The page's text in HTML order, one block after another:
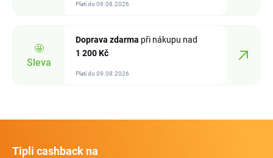
Platí do 09.08.2026
🤩
Sleva
Doprava zdarma při nákupu nad
1 200 Kč
Platí do 09.08.2026
Tipli cashback na